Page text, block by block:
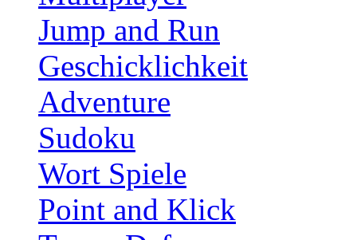
Jump and Run
Geschicklichkeit
Adventure
Sudoku
Wort Spiele
Point and Klick